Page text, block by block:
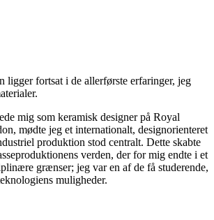
ligger fortsat i de allerførste erfaringer, jeg
mig som keramisk designer på Royal
mødte jeg et internationalt, designorienteret
produktion stod centralt. Dette skabte
verden, der for mig endte i et
grænser; jeg var en af de få studerende,
muligheder.